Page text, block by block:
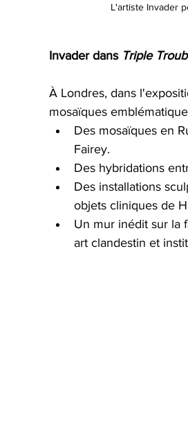
L'artiste Invader
Invader dans Triple
À Londres, dans
mosaïques
Des mosaïques en
Fairey.
Des hybridations
Des installations
objets cliniques de
Un mur inédit sur la
art clandestin et